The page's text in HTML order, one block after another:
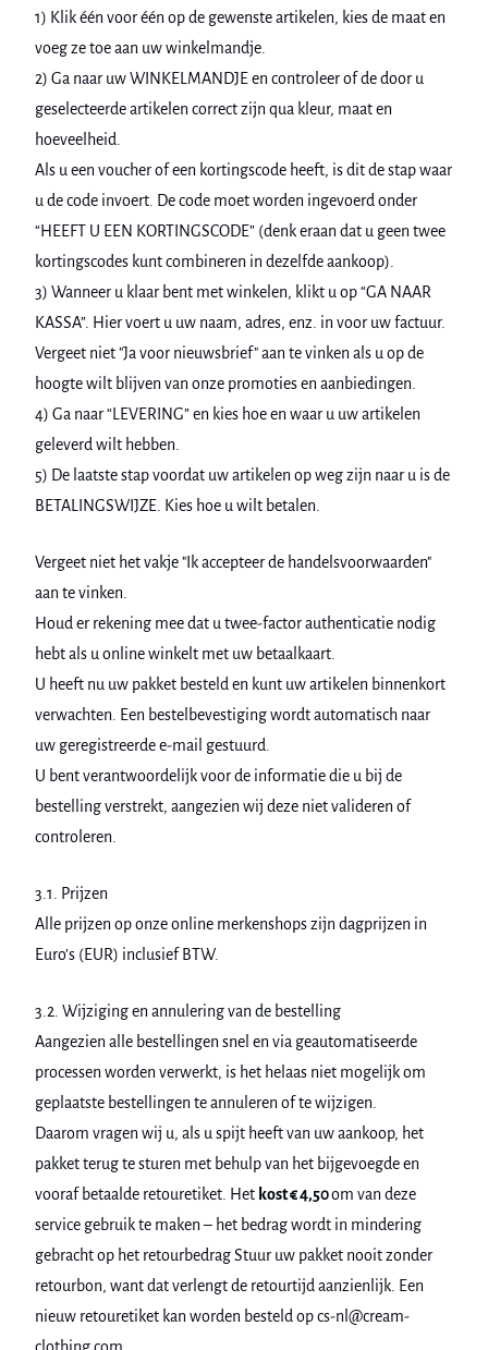
1) Klik één voor één op de gewenste artikelen, kies de maat en
voeg ze toe aan uw winkelmandje.
2) Ga naar uw WINKELMANDJE en controleer of de door u
geselecteerde artikelen correct zijn qua kleur, maat en
hoeveelheid.
Als u een voucher of een kortingscode heeft, is dit de stap waar
u de code invoert. De code moet worden ingevoerd onder
“HEEFT U EEN KORTINGSCODE” (denk eraan dat u geen twee
kortingscodes kunt combineren in dezelfde aankoop).
3) Wanneer u klaar bent met winkelen, klikt u op “GA NAAR
KASSA”. Hier voert u uw naam, adres, enz. in voor uw factuur.
Vergeet niet "Ja voor nieuwsbrief" aan te vinken als u op de
hoogte wilt blijven van onze promoties en aanbiedingen.
4) Ga naar “LEVERING” en kies hoe en waar u uw artikelen
geleverd wilt hebben.
5) De laatste stap voordat uw artikelen op weg zijn naar u is de
BETALINGSWIJZE. Kies hoe u wilt betalen.
Vergeet niet het vakje "Ik accepteer de handelsvoorwaarden"
aan te vinken.
Houd er rekening mee dat u twee-factor authenticatie nodig
hebt als u online winkelt met uw betaalkaart.
U heeft nu uw pakket besteld en kunt uw artikelen binnenkort
verwachten. Een bestelbevestiging wordt automatisch naar
uw geregistreerde e-mail gestuurd.
U bent verantwoordelijk voor de informatie die u bij de
bestelling verstrekt, aangezien wij deze niet valideren of
controleren.
3.1. Prijzen
Alle prijzen op onze online merkenshops zijn dagprijzen in
Euro’s (EUR) inclusief BTW.
3.2. Wijziging en annulering van de bestelling
Aangezien alle bestellingen snel en via geautomatiseerde
processen worden verwerkt, is het helaas niet mogelijk om
geplaatste bestellingen te annuleren of te wijzigen.
Daarom vragen wij u, als u spijt heeft van uw aankoop, het
pakket terug te sturen met behulp van het bijgevoegde en
vooraf betaalde retouretiket. Het kost € 4,50om van deze
service gebruik te maken – het bedrag wordt in mindering
gebracht op het retourbedrag Stuur uw pakket nooit zonder
retourbon, want dat verlengt de retourtijd aanzienlijk. Een
nieuw retouretiket kan worden besteld op cs-nl@cream-